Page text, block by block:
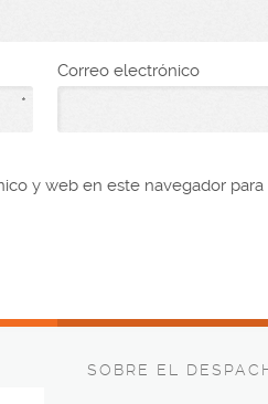
*
Correo electrónico
y web en este navegador
SOBRE EL